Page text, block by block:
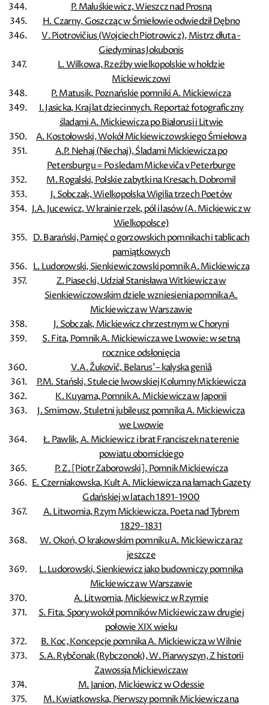
P. Maluśkiewicz, Wieszcz nad Prosną
H. Czarny, Goszcząc w Śmiełowie odwiedził Dębno
V. Piotrovičius (Wojciech Piotrowicz), Mistrz dłuta -
Giedyminas Jokubonis
L. Wilkowa, Rzeźby wielkopolskie w hołdzie
Mickiewiczowi
P. Matusik, Poznańskie pomniki A. Mickiewicza
I. Jasicka, Kraj lat dziecinnych. Reportaż fotograficzny
śladami A. Mickiewicza po Białorusi i Litwie
A. Kostołowski, Wokół Mickiewiczowskiego Śmiełowa
A.P. Nehaj (Niechaj), Śladami Mickiewicza po
Petersburgu = Po sledam Mickeviča v Peterburge
M. Rogalski, Polskie zabytki na Kresach. Dobromil
J. Sobczak, Wielkopolska Wigilia trzech Poetów
J.A. Jucewicz, W krainie rzek, pól i lasów (A. Mickiewicz w
Wielkopolsce)
D. Barański, Pamięć o gorzowskich pomnikach i tablicach
pamiątkowych
L. Ludorowski, Sienkiewiczowski pomnik A. Mickiewicza
Z. Piasecki, Udział Stanisława Witkiewicza w
Sienkiewiczowskim dziele wzniesienia pomnika A.
Mickiewicza w Warszawie
J. Sobczak, Mickiewicz chrzestnym w Choryni
S. Fita, Pomnik A. Mickiewicza we Lwowie: w setną
rocznice odsłonięcia
V.A. Žukovìč, Belarus’ – kalyska genìâ
P.M. Stański, Stulecie lwowskiej Kolumny Mickiewicza
K. Kuyama, Pomnik A. Mickiewicza w Japonii
J. Smirnow, Stuletni jubileusz pomnika A. Mickiewicza
we Lwowie
Ł. Pawlik, A. Mickiewicz i brat Franciszek na terenie
powiatu obornickiego
P. Z. [Piotr Zaborowski], Pomnik Mickiewicza
E. Czerniakowska, Kult A. Mickiewicza na łamach Gazety
Gdańskiej w latach 1891-1900
A. Litwornia, Rzym Mickiewicza. Poeta nad Tybrem
1829-1831
W. Okoń, O krakowskim pomniku A. Mickiewicza raz
jeszcze
L. Ludorowski, Sienkiewicz jako budowniczy pomnika
Mickiewicza w Warszawie
A. Litwornia, Mickiewicz w Rzymie
S. Fita, Spory wokół pomników Mickiewicza w drugiej
połowie XIX wieku
B. Koc, Koncepcje pomnika A. Mickiewicza w Wilnie
S.A. Rybčonak (Rybczonok), W. Piarwyszyn, Z historii
Zawossja Mickiewiczaw
M. Janion, Mickiewicz w Odessie
M. Kwiatkowska, Pierwszy pomnik Mickiewicza na